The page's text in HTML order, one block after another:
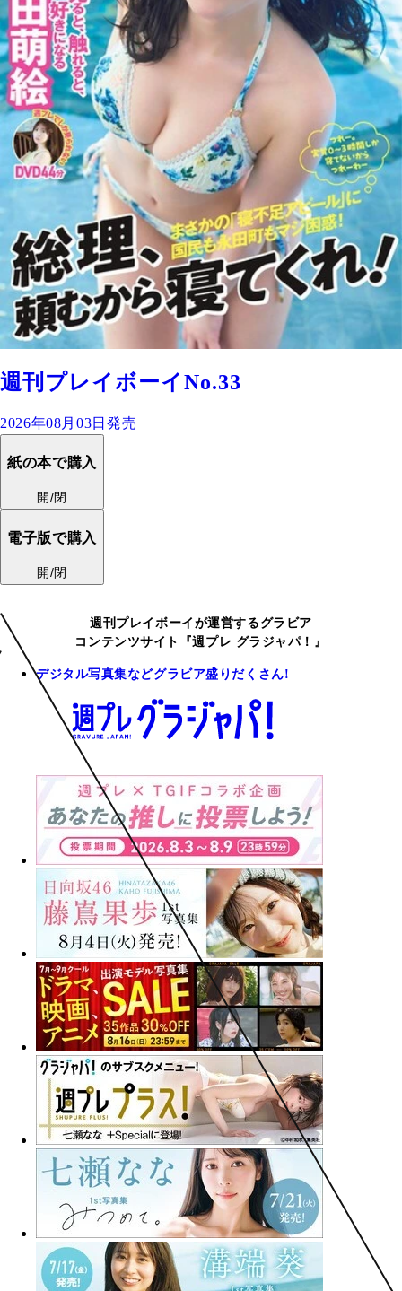
週刊プレイボーイNo.33
2026年08月03日発売
紙の本で購入
開/閉
電子版で購入
開/閉
週刊プレイボーイが運営するグラビア
コンテンツサイト『週プレ グラジャパ！』
デジタル写真集などグラビア盛りだくさん!